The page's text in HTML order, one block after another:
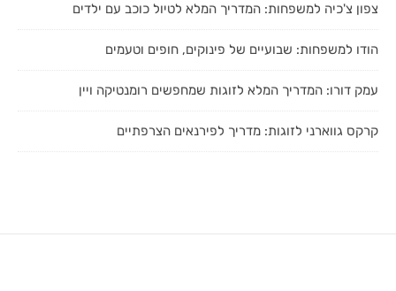
צפון צ'כיה למשפחות: המדריך המלא לטיול כוכב עם ילדים
הודו למשפחות: שבועיים של פינוקים, חופים וטעמים
עמק דורו: המדריך המלא לזוגות שמחפשים רומנטיקה ויין
קרקס גווארני לזוגות: מדריך לפירנאים הצרפתיים